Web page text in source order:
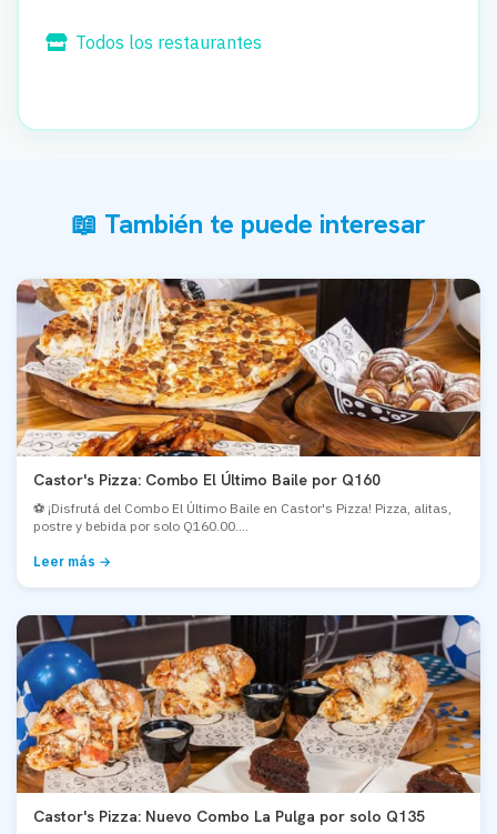
Todos los restaurantes
📖 También te puede interesar
Castor's Pizza: Combo El Último Baile por Q160
⚽ ¡Disfrutá del Combo El Último Baile en Castor's Pizza! Pizza, alitas,
postre y bebida por solo Q160.00....
Leer más →
Castor's Pizza: Nuevo Combo La Pulga por solo Q135